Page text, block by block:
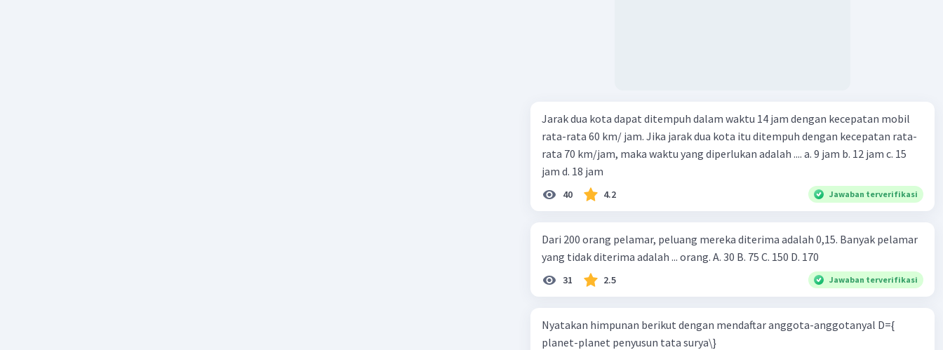
Jarak dua kota dapat ditempuh dalam waktu 14 jam dengan kecepatan mobil
rata-rata 60 km/ jam. Jika jarak dua kota itu ditempuh dengan kecepatan rata-
rata 70 km/jam, maka waktu yang diperlukan adalah .... a. 9 jam b. 12 jam c. 15
jam d. 18 jam
40 4.2 Jawaban terverifikasi
Dari 200 orang pelamar, peluang mereka diterima adalah 0,15. Banyak pelamar
yang tidak diterima adalah ... orang. A. 30 B. 75 C. 150 D. 170
31 2.5 Jawaban terverifikasi
Nyatakan himpunan berikut dengan mendaftar anggota-anggotanyal D={
planet-planet penyusun tata surya\}